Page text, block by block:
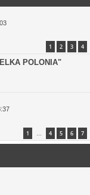
1 2 3 4
POLONIA"
1 … 4 5 6 7